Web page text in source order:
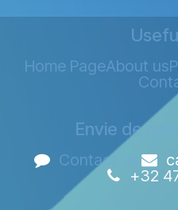
Home PageAbout us
Envie de
Contact Us
+32